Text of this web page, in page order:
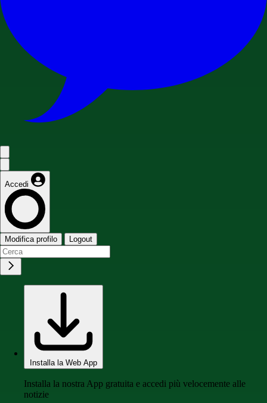
Accedi
Modifica profilo Logout
Installa la Web App
Installa la nostra App gratuita e accedi più velocemente alle
notizie